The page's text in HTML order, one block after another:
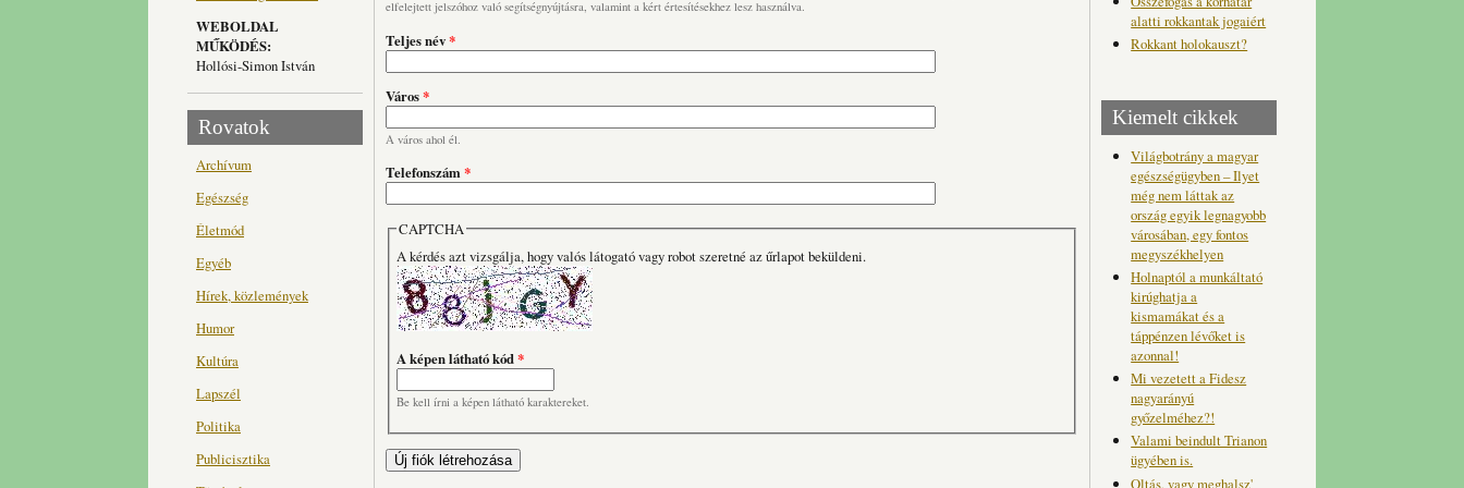
WEBOLDAL
MŰKÖDÉS:
Hollósi-Simon István
Rovatok
Archívum
Egészség
Életmód
Egyéb
Hírek, közlemények
Humor
Kultúra
Lapszél
Politika
Publicisztika
elfelejtett jelszóhoz való segítségnyújtásra, valamint a kért értesítésekhez lesz használva.
Teljes név*
Város*
A város ahol él.
Telefonszám*
CAPTCHA
A kérdés azt vizsgálja, hogy valós látogató vagy robot szeretné az űrlapot beküldeni.
A képen látható kód*
Be kell írni a képen látható karaktereket.
alatti rokkantak jogaiért
Rokkant holokauszt?
Kiemelt cikkek
Világbotrány a magyar
egészségügyben – Ilyet
még nem láttak az
ország egyik legnagyobb
városában, egy fontos
megyszékhelyen
Holnaptól a munkáltató
kirúghatja a
kismamákat és a
táppénzen lévőket is
azonnal!
Mi vezetett a Fidesz
nagyarányú
győzelméhez?!
Valami beindult Trianon
ügyében is.
Oltás, vagy meghalsz'